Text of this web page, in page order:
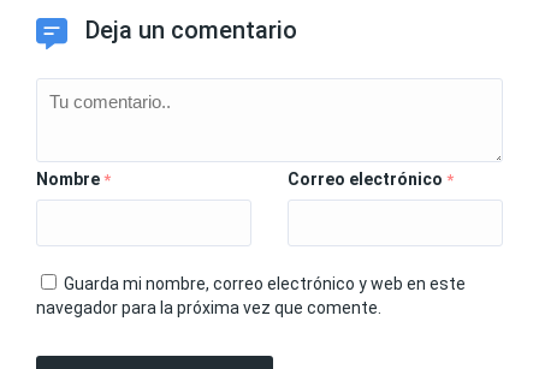
Deja un comentario
Nombre * Correo electrónico *
Guarda mi nombre, correo electrónico y web en este
navegador para la próxima vez que comente.